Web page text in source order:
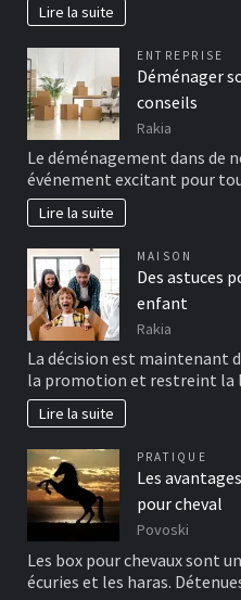
Lire la suite
ENTREPRISE
Déménager
conseils
Rakia
Le déménagement dans de
événement excitant pour
Lire la suite
MAISON
Des astuces
enfant
Rakia
La décision est maintenant
la promotion et restreint la
Lire la suite
PRATIQUE
Les
pour cheval
Povoski
Les box pour chevaux sont
écuries et les haras.